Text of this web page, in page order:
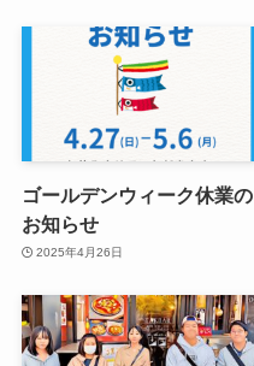
ゴールデンウィーク休業の
お知らせ
2025年4月26日